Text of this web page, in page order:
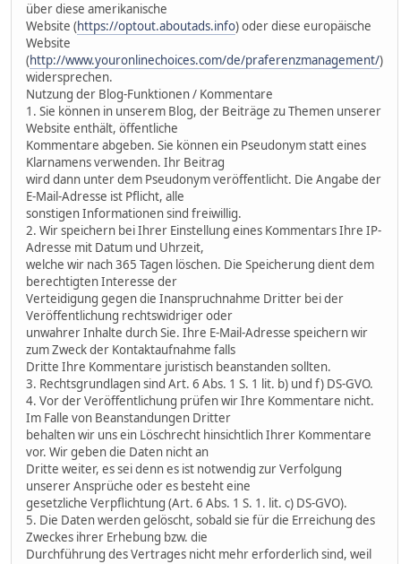
über diese amerikanische
Website (https://optout.aboutads.info) oder diese europäische
Website
(http://www.youronlinechoices.com/de/praferenzmanagement/)
widersprechen.
Nutzung der Blog-Funktionen / Kommentare
1. Sie können in unserem Blog, der Beiträge zu Themen unserer
Website enthält, öffentliche
Kommentare abgeben. Sie können ein Pseudonym statt eines
Klarnamens verwenden. Ihr Beitrag
wird dann unter dem Pseudonym veröffentlicht. Die Angabe der
E-Mail-Adresse ist Pflicht, alle
sonstigen Informationen sind freiwillig.
2. Wir speichern bei Ihrer Einstellung eines Kommentars Ihre IP-
Adresse mit Datum und Uhrzeit,
welche wir nach 365 Tagen löschen. Die Speicherung dient dem
berechtigten Interesse der
Verteidigung gegen die Inanspruchnahme Dritter bei der
Veröffentlichung rechtswidriger oder
unwahrer Inhalte durch Sie. Ihre E-Mail-Adresse speichern wir
zum Zweck der Kontaktaufnahme falls
Dritte Ihre Kommentare juristisch beanstanden sollten.
3. Rechtsgrundlagen sind Art. 6 Abs. 1 S. 1 lit. b) und f) DS-GVO.
4. Vor der Veröffentlichung prüfen wir Ihre Kommentare nicht.
Im Falle von Beanstandungen Dritter
behalten wir uns ein Löschrecht hinsichtlich Ihrer Kommentare
vor. Wir geben die Daten nicht an
Dritte weiter, es sei denn es ist notwendig zur Verfolgung
unserer Ansprüche oder es besteht eine
gesetzliche Verpflichtung (Art. 6 Abs. 1 S. 1. lit. c) DS-GVO).
5. Die Daten werden gelöscht, sobald sie für die Erreichung des
Zweckes ihrer Erhebung bzw. die
Durchführung des Vertrages nicht mehr erforderlich sind, weil